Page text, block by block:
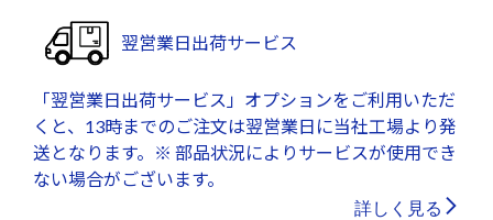
翌営業日出荷サービス
「翌営業日出荷サービス」オプションをご利用いただ
くと、13時までのご注文は翌営業日に当社工場より発
送となります。※ 部品状況によりサービスが使用でき
ない場合がございます。
詳しく見る